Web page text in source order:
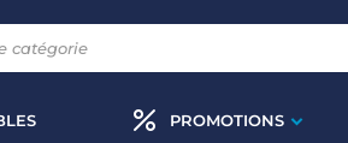
PROMOTIONS